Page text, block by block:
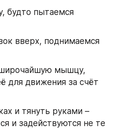
будто пытаемся
вверх, поднимаемся
мышцу,
для движения за счёт
и тянуть руками –
и задействуются не те